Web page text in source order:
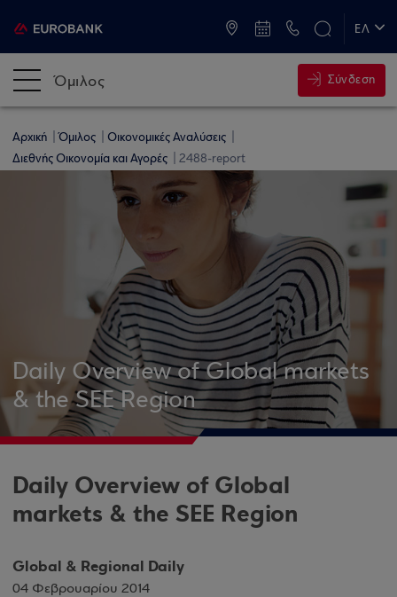
ΕΛ
Όμιλος Σύνδεση
Αρχική Όμιλος
Οικονομικές Αναλύσεις
Διεθνής Οικονομία και Αγορές
2488-report
Daily Overview of Global markets
& the SEE Region
Daily Overview of Global
markets & the SEE Region
Global & Regional Daily
04 Φεβρουαρίου 2014